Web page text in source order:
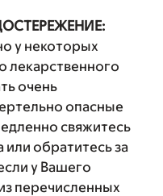
у некоторых
лекарственного
очень
опасные
свяжитесь
обратитесь за
у Вашего
перечисленных